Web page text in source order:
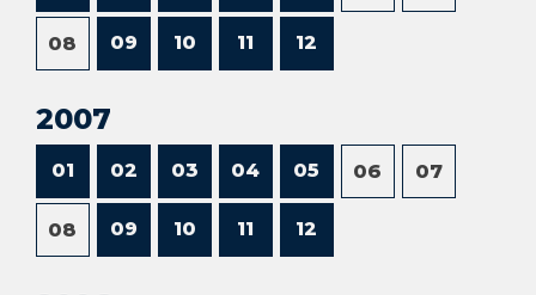
08 09 10 11 12
2007
01 02 03 04 05 06 07
08 09 10 11 12